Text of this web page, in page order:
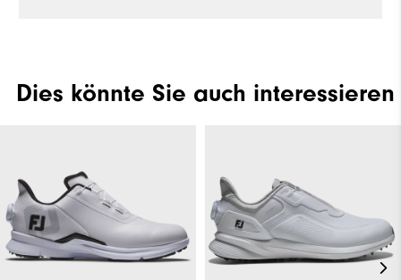
Dies könnte Sie auch interessieren